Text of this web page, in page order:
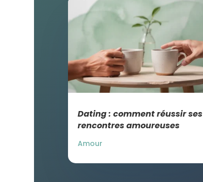
Dating : comment réussir ses
rencontres amoureuses
Amour